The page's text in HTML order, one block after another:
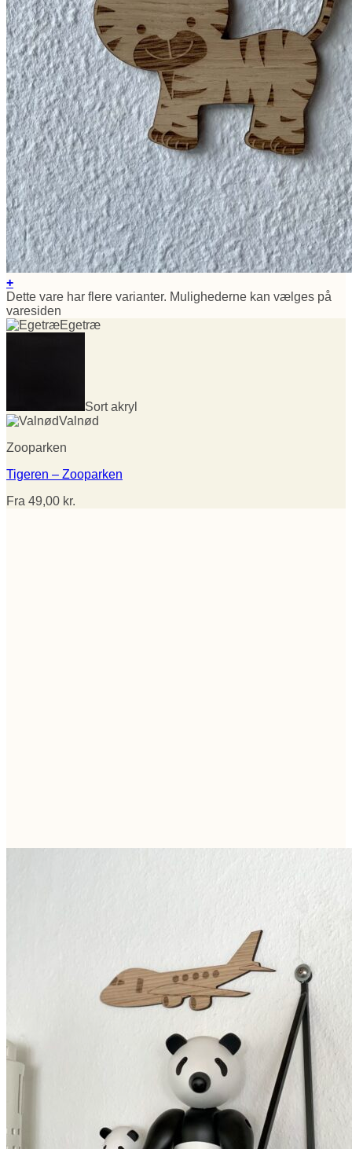
+
Dette vare har flere varianter. Mulighederne kan vælges på
varesiden
Egetræ
Sort akryl
Valnød
Zooparken
Tigeren – Zooparken
Fra 49,00 kr.